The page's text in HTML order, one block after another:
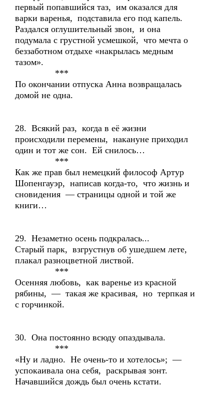
первый попавшийся таз, им оказался для
варки варенья, подставила его под капель.
Раздался оглушительный звон, и она
подумала с грустной усмешкой, что мечта о
беззаботном отдыхе «накрылась медным
тазом».
***
По окончании отпуска Анна возвращалась
домой не одна.
28. Всякий раз, когда в её жизни
происходили перемены, накануне приходил
один и тот же сон. Ей снилось…
***
Как же прав был немецкий философ Артур
Шопенгауэр, написав когда-то, что жизнь и
сновидения — страницы одной и той же
книги…
29. Незаметно осень подкралась...
Старый парк, взгрустнув об ушедшем лете,
плакал разноцветной листвой.
***
Осенняя любовь, как варенье из красной
рябины, — такая же красивая, но терпкая и
с горчинкой.
30. Она постоянно всюду опаздывала.
***
«Ну и ладно. Не очень-то и хотелось»; —
успокаивала она себя, раскрывая зонт.
Начавшийся дождь был очень кстати.